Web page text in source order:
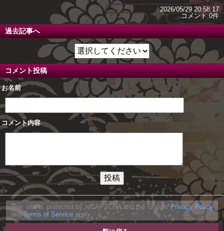
2026/05/29 20:58:17
コメント:0件
過去記事へ
コメント投稿
お名前
コメント内容
This site is protected by reCAPTCHA and the Google Privacy Policy
andTerms of Service apply.